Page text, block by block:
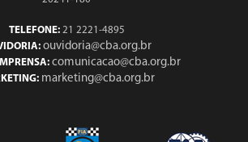
TELEFONE:21 2221-4895
ouvidoria@cba.org.br
comunicacao@cba.org.br
marketing@cba.org.br